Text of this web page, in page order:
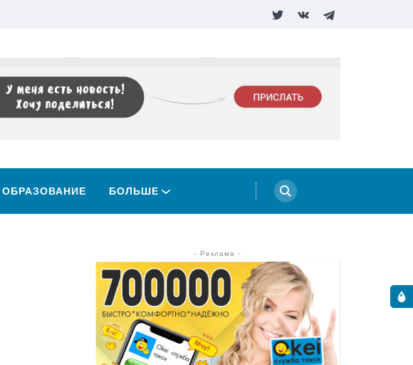
ОБРАЗОВАНИЕ БОЛЬШЕ
- Реклама -